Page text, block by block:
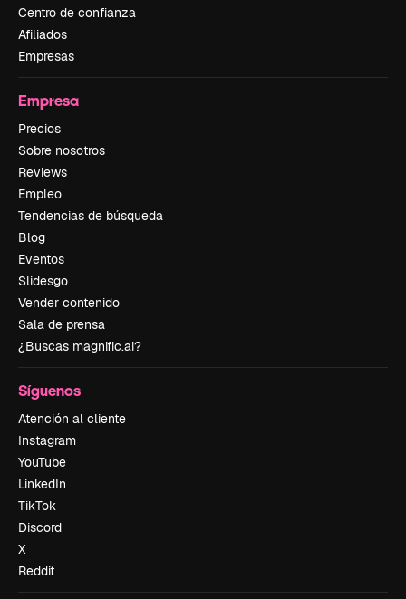
Centro de confianza
Afiliados
Empresas
Empresa
Precios
Sobre nosotros
Reviews
Empleo
Tendencias de búsqueda
Blog
Eventos
Slidesgo
Vender contenido
Sala de prensa
¿Buscas magnific.ai?
Síguenos
Atención al cliente
Instagram
YouTube
LinkedIn
TikTok
Discord
X
Reddit